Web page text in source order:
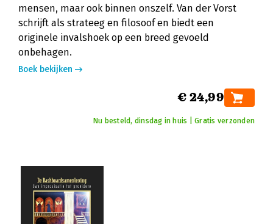
mensen, maar ook binnen onszelf. Van der Vorst
schrijft als strateeg en filosoof en biedt een
originele invalshoek op een breed gevoeld
onbehagen.
Boek bekijken
€ 24,99
Nu besteld, dinsdag in huis | Gratis verzonden